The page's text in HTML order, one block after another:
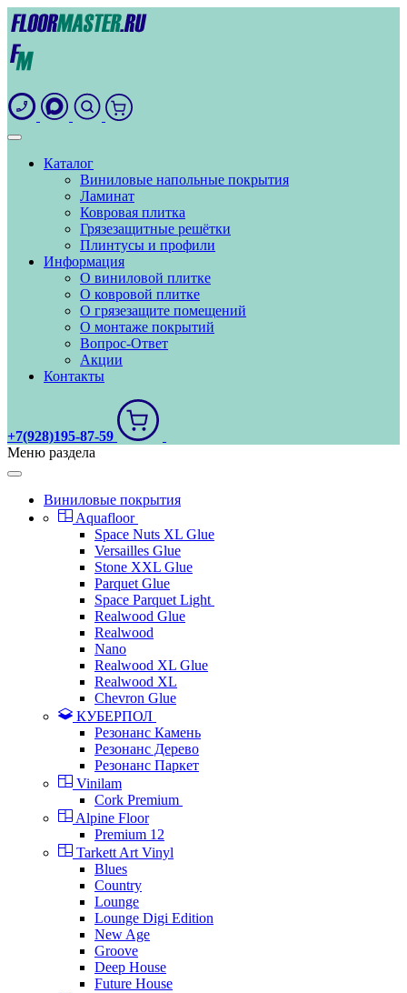
Каталог
Виниловые напольные покрытия
Ламинат
Ковровая плитка
Грязезащитные решётки
Плинтусы и профили
Информация
О виниловой плитке
О ковровой плитке
О грязезащите помещений
О монтаже покрытий
Вопрос-Ответ
Акции
Контакты
+7(928)195-87-59
Меню раздела
Виниловые покрытия
Aquafloor
Space Nuts XL Glue
Versailles Glue
Stone XXL Glue
Parquet Glue
Space Parquet Light
Realwood Glue
Realwood
Nano
Realwood XL Glue
Realwood XL
Chevron Glue
КУБЕРПОЛ
Резонанс Камень
Резонанс Дерево
Резонанс Паркет
Vinilam
Cork Premium
Alpine Floor
Premium 12
Tarkett Art Vinyl
Blues
Country
Lounge
Lounge Digi Edition
New Age
Groove
Deep House
Future House